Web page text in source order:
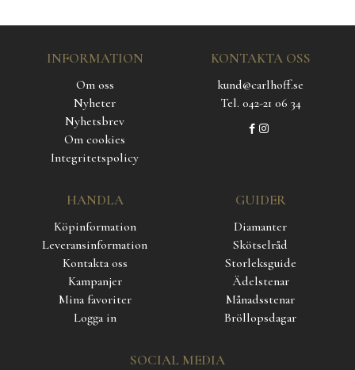
INFORMATION
Om oss
Nyheter
Nyhetsbrev
Om cookies
Integritetspolicy
KONTAKTA OSS
kund@carlhoff.se
Tel. 042-21 06 34
HANDLA
Köpinformation
Leveransinformation
Kontakta oss
Kampanjer
Mina favoriter
Logga in
GUIDER
Diamanter
Skötselråd
Storleksguide
Ädelstenar
Månadsstenar
Bröllopsdagar
SOCIAL MEDIA